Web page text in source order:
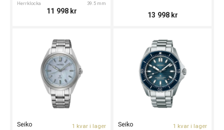
Herrklocka 39.5 mm
11 998 kr 13 998 kr
Seiko 1 kvar i lager Seiko 1 kvar i lager